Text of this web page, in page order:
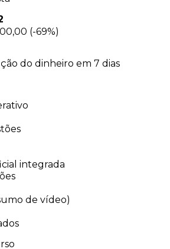
(-69%)
do dinheiro em 7 dias
integrada
de vídeo)